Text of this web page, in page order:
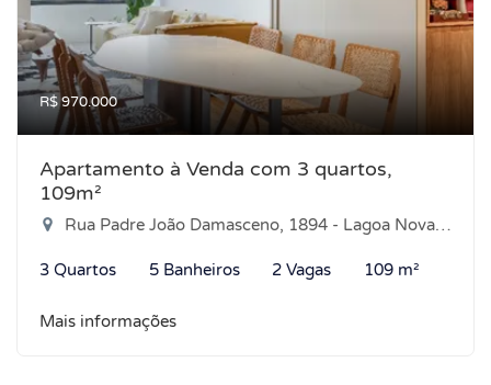
R$ 970.000
Apartamento à Venda com 3 quartos,
109m²
Rua Padre João Damasceno, 1894 - Lagoa Nova, Natal-RN
3 Quartos 5 Banheiros 2 Vagas 109 m²
Mais informações